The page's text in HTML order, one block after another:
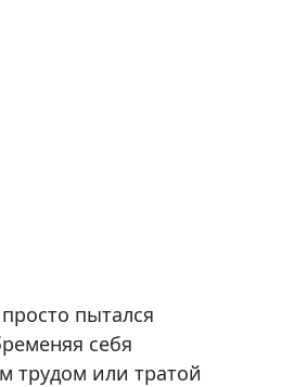
пытался
себя
трудом или тратой